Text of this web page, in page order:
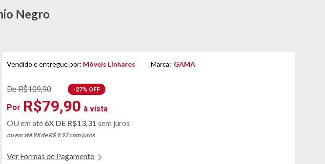
Negro
Vendido e entregue por: Móveis Linhares Marca: GAMA
De R$109,90
R$79,90
-27% OFF
6X DE R$13,31 sem juros
ou em até 9X de R$ 9,92com juros
Ver Formas de Pagamento